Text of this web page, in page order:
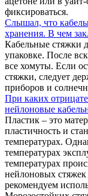
фиксироваться.
Слышал, что
хранения. В чем
Кабельные стяжки
упаковке. После
все хомуты. Если
стяжки, следует
приборов и
При каких
нейлоновые
Пластик – это
пластичность и
температурах.
температурах
температурах
нейлоновых стяжек
рекомендуем